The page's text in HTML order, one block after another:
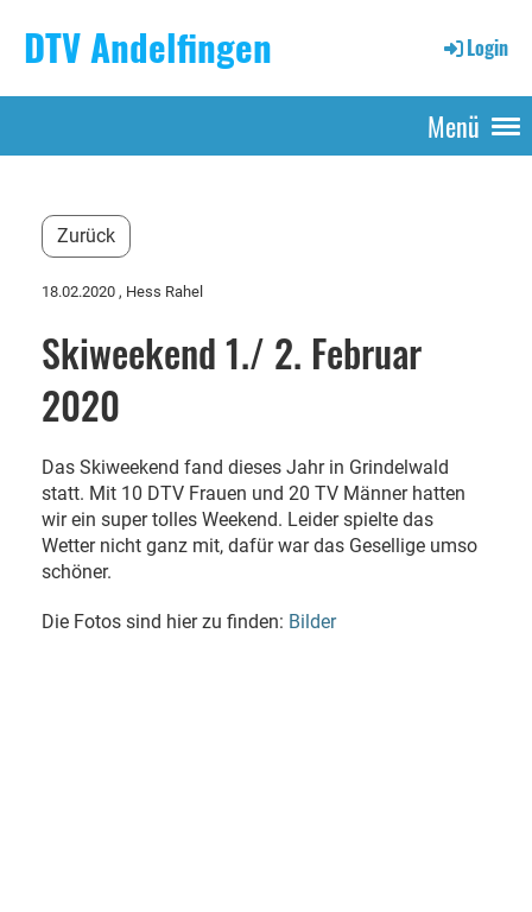
DTV Andelfingen Login
Menü
Zurück
18.02.2020 , Hess Rahel
Skiweekend 1./ 2. Februar
2020
Das Skiweekend fand dieses Jahr in Grindelwald
statt. Mit 10 DTV Frauen und 20 TV Männer hatten
wir ein super tolles Weekend. Leider spielte das
Wetter nicht ganz mit, dafür war das Gesellige umso
schöner.
Die Fotos sind hier zu finden: Bilder